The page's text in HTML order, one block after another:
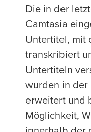
Die in der
Camtasia
Untertitel, mit
transkribiert
Untertiteln
wurden in der
erweitert und
Möglichkeit,